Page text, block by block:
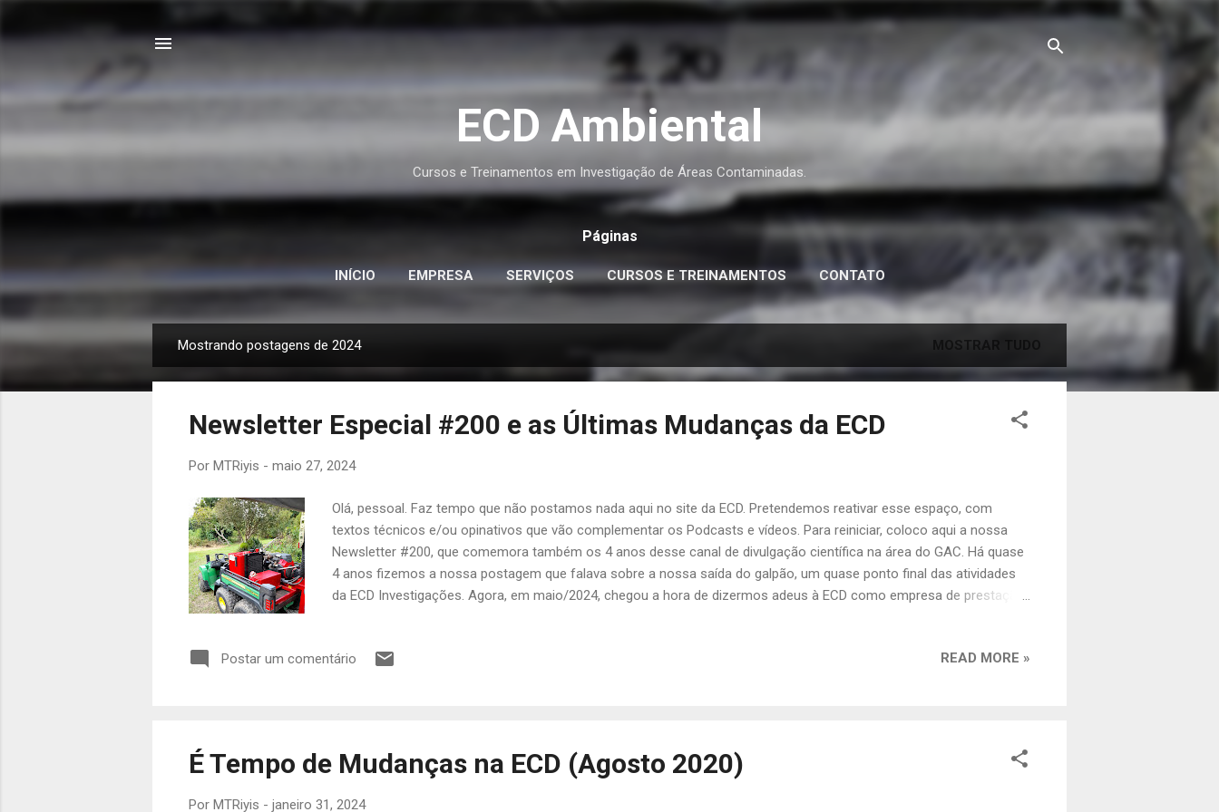
Pular para o conteúdo principal
ECD Ambiental
Cursos e Treinamentos em Investigação de Áreas Contaminadas.
Páginas
INÍCIO EMPRESA SERVIÇOS CURSOS E TREINAMENTOS CONTATO
o
Mostrando postagens de 2024 MOSTRAR TUDO
Newsletter Especial #200 e as Últimas Mudanças da ECD
Por MTRiyis - maio 27, 2024
Olá, pessoal. Faz tempo que não postamos nada aqui no site da ECD. Pretendemos reativar esse espaço, com
textos técnicos e/ou opinativos que vão complementar os Podcasts e vídeos. Para reiniciar, coloco aqui a nossa
Newsletter #200, que comemora também os 4 anos desse canal de divulgação científica na área do GAC. Há quase
4 anos fizemos a nossa postagem que falava sobre a nossa saída do galpão, um quase ponto final das atividades
da ECD Investigações. Agora, em maio/2024, chegou a hora de dizermos adeus à ECD como empresa de prestação
nos links desse site. Ressalto a minha gratidão a todo mundo que fez parte dessa caminhada, trabalhadores e
Postar um comentário READ MORE »
É Tempo de Mudanças na ECD (Agosto 2020)
Por MTRiyis - janeiro 31, 2024